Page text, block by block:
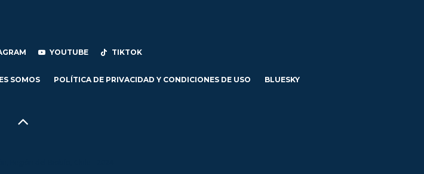
YOUTUBE TIKTOK
SOMOS POLÍTICA DE PRIVACIDAD Y CONDICIONES DE USO BLUESKY